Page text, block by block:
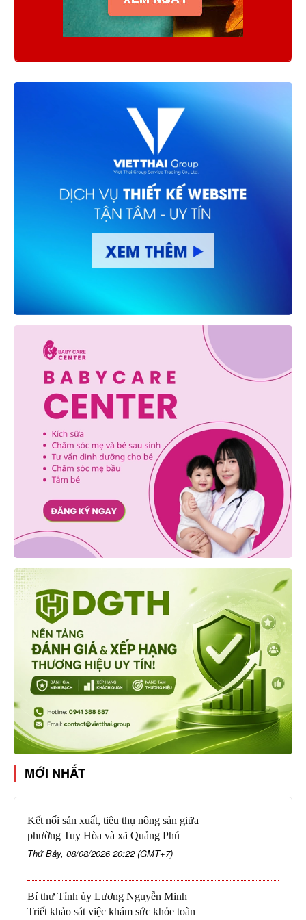
MỚI NHẤT
Kết nối sản xuất, tiêu thụ nông sản giữa
phường Tuy Hòa và xã Quảng Phú
Thứ Bảy, 08/08/2026 20:22 (GMT+7)
Bí thư Tỉnh ủy Lương Nguyễn Minh
Triết khảo sát việc khám sức khỏe toàn